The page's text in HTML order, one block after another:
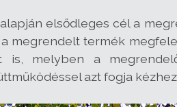
elsődleges cél a
megrendelt termék
is, melyben a
azt fogja